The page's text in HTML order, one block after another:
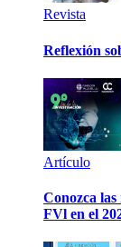
Revista
Reflexión
Artículo
Conozca las
FVl en el